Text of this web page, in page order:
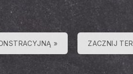
» ZACZNIJ